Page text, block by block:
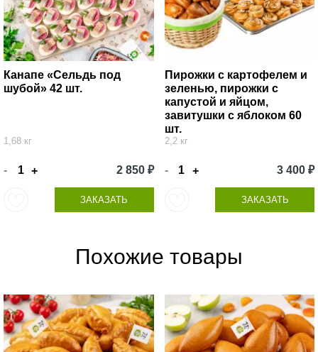
Канапе «Сельдь под
шубой» 42 шт.
1,68 кг
- + 2 850 ₽
ЗАКАЗАТЬ
Пирожки с картофелем и
зеленью, пирожки с
капустой и яйцом,
завитушки с яблоком 60
шт.
2,2 кг
- + 3 400 ₽
ЗАКАЗАТЬ
Похожие товары